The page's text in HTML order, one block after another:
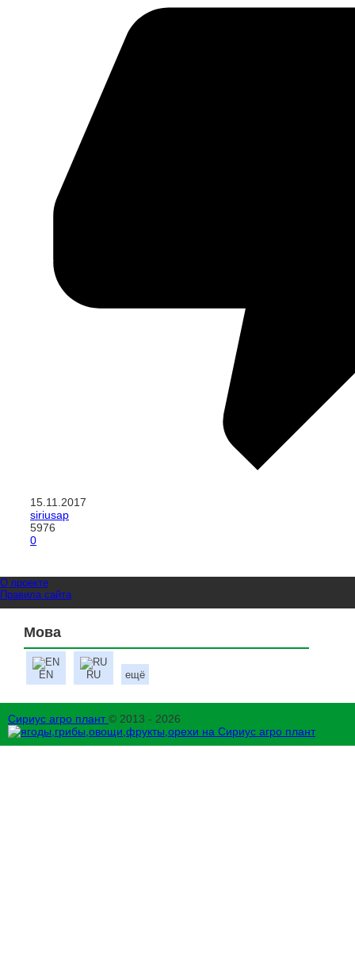
15.11.2017
siriusap
5976
0
О проекте
Правила сайта
Мова
EN RU ещё
Сириус агро плант© 2013 - 2026